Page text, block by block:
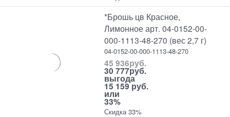
*Брошь цв Красное,
Лимонное арт. 04-0152-00-
000-1113-48-270 (вес 2,7 г)
04-0152-00-000-1113-48-270
45 936руб.
30 777руб.
выгода
15 159 руб.
или
33%
Скидка 33%